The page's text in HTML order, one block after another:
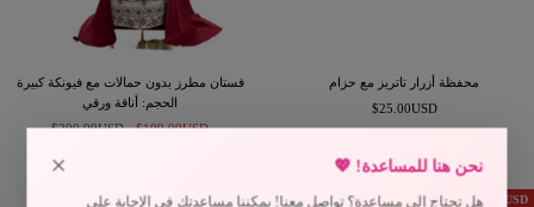
نحن هنا للمساعدة! 💖
هل تحتاج إلى مساعدة؟ تواصل معنا! يمكننا مساعدتك في الإجابة على
×
محفظة أزرار تاتريز مع حزام
السعر
المخفَّض
$25.00USD
فستان مطرز بدون حمالات مع فيونكة كبيرة
الحجم: أناقة ورقي
السعر
$199.99USD
السعر
$299.99USD
SAVE $15.49USD نفدت الكمية